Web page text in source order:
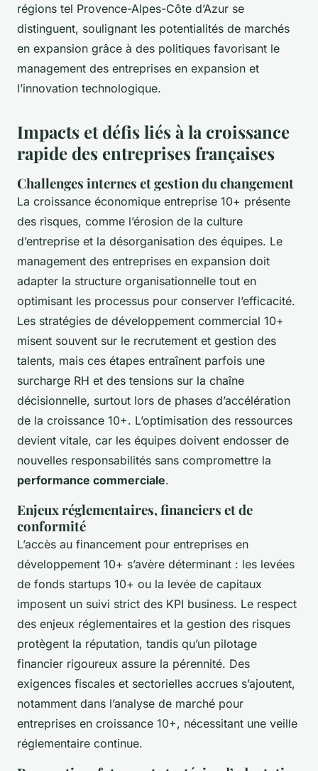
régions tel Provence-Alpes-Côte d’Azur se
distinguent, soulignant les potentialités de marchés
en expansion grâce à des politiques favorisant le
management des entreprises en expansion et
l’innovation technologique.
Impacts et défis liés à la croissance
rapide des entreprises françaises
Challenges internes et gestion du changement
La croissance économique entreprise 10+ présente
des risques, comme l’érosion de la culture
d’entreprise et la désorganisation des équipes. Le
management des entreprises en expansion doit
adapter la structure organisationnelle tout en
optimisant les processus pour conserver l’efficacité.
Les stratégies de développement commercial 10+
misent souvent sur le recrutement et gestion des
talents, mais ces étapes entraînent parfois une
surcharge RH et des tensions sur la chaîne
décisionnelle, surtout lors de phases d’accélération
de la croissance 10+. L’optimisation des ressources
devient vitale, car les équipes doivent endosser de
nouvelles responsabilités sans compromettre la
performance commerciale.
Enjeux réglementaires, financiers et de
conformité
L’accès au financement pour entreprises en
développement 10+ s’avère déterminant : les levées
de fonds startups 10+ ou la levée de capitaux
imposent un suivi strict des KPI business. Le respect
des enjeux réglementaires et la gestion des risques
protègent la réputation, tandis qu’un pilotage
financier rigoureux assure la pérennité. Des
exigences fiscales et sectorielles accrues s’ajoutent,
notamment dans l’analyse de marché pour
entreprises en croissance 10+, nécessitant une veille
réglementaire continue.